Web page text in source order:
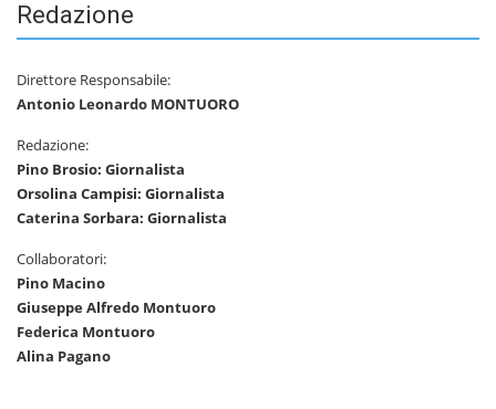
Redazione
Direttore Responsabile:
Antonio Leonardo MONTUORO
Redazione:
Pino Brosio: Giornalista
Orsolina Campisi: Giornalista
Caterina Sorbara: Giornalista
Collaboratori:
Pino Macino
Giuseppe Alfredo Montuoro
Federica Montuoro
Alina Pagano